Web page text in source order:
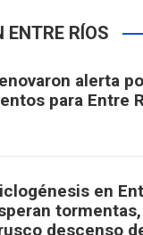
ENTRE RÍOS
alerta
para Entre
en
descenso